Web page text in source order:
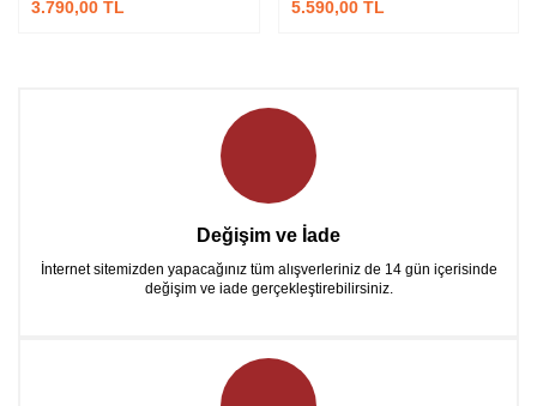
3.790,00 TL 5.590,00 TL
Değişim ve İade
İnternet sitemizden yapacağınız tüm alışverleriniz de 14 gün içerisinde
değişim ve iade gerçekleştirebilirsiniz.